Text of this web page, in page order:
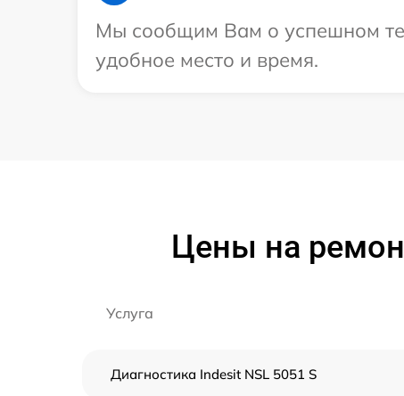
Мы сообщим Вам о успешном
удобное место и время.
Цены на
Услуга
Диагностика Indesit NSL 5051 S